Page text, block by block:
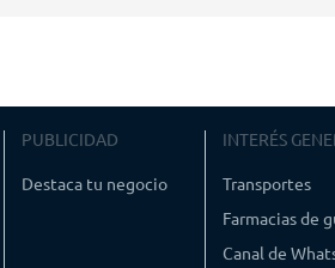
PUBLICIDAD
Destaca tu negocio
INTERÉS
Transportes
Farmacias de
Canal de